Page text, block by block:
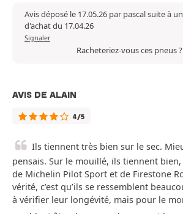
Avis déposé le 17.05.26 par pascal suite à
d'achat du 17.04.26
Signaler
Racheteriez-vous ces pneus ?
AVIS DE ALAIN
4/5
Ils tiennent très bien sur le sec.
pensais. Sur le mouillé, ils tiennent bien,
de Michelin Pilot Sport et de Firestone
vérité, c’est qu’ils se ressemblent
à vérifier leur longévité, mais pour le